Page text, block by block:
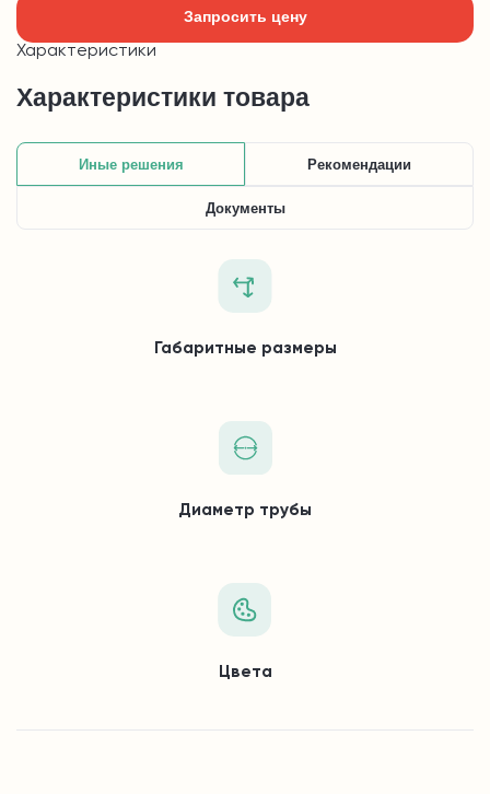
Запросить цену
Характеристики
Характеристики товара
Иные решения Рекомендации
Документы
Габаритные размеры
Диаметр трубы
Цвета